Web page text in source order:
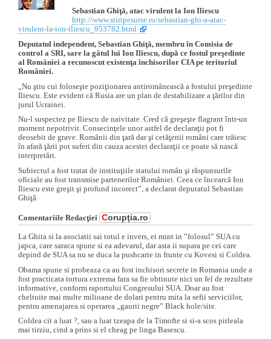
Sebastian Ghiţă, atac virulent la Ion Iliescu
http://www.stiripesurse.ro/sebastian-ghi-a-atac-
virulent-la-ion-iliescu_953782.html
Deputatul independent, Sebastian Ghiţă, membru în Comisia de
control a SRI, sare la gâtul lui Ion Iliescu, după ce fostul preşedinte
al României a recunoscut existenţa închisorilor CIA pe teritoriul
României.
„Nu ştiu cui foloseşte poziţionarea antiromânească a fostului preşedinte
Iliescu. Este evident că Rusia are un plan de destabilizare a ţărilor din
jurul Ucrainei.
Nu-l suspectez pe Iliescu de naivitate. Cred că greşeşte flagrant într-un
moment nepotrivit. Consecinţele unor astfel de declaraţii pot fi
deosebit de grave. Românii din ţară dar şi cetăţenii români care trăiesc
în afară ţării pot suferi din cauza acestei declaraţii ce poate să nască
interpretări.
Subiectul a fost tratat de instituţiile statului român şi răspunsurile
oficiale au fost transmise partenerilor României. Ceea ce încearcă Ion
Iliescu este greşit şi profund incorect”, a declarat deputatul Sebastian
Ghiţă
Comentariile Redacţiei Corupţia.ro
La Ghita si la asociatii sai totul e invers, ei mint in ”folosul” SUA cu
japca, care saraca spune si ea adevarul, dar asta ii supara pe cei care
depind de SUA sa nu se duca la pushcarie in frunte cu Kovesi si Coldea.
Obama spune si probeaza ca au fost inchisori secrete in Romania unde a
fost practicata tortura extrema fara sa fie obtinute nici un fel de rezultate
informative, conform raportului Congresului SUA. Doar au fost
cheltuite mai multe milioane de dolari pentru mita la sefii serviciilor,
pentru amenajarea si operarea „gaurii negre” Black hole/site.
Coldea cit a luat ?, sau a luat tzeapa de la Timofte si si-a scos pirleala
mai tirziu, cind a prins si el cheag pe linga Basescu.